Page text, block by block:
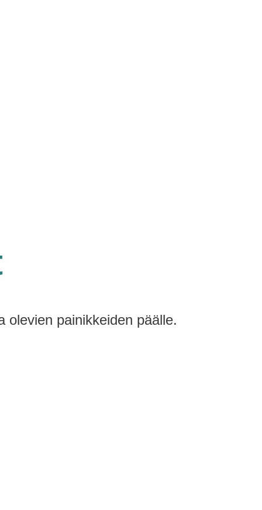
olevien painikkeiden päälle.